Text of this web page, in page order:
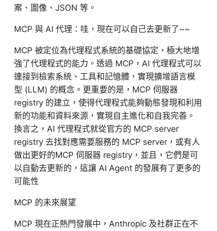
案、圖像、JSON 等。
MCP 與 AI 代理：哇，現在可以自己去更新了~~
MCP 被定位為代理程式系統的基礎協定，極大地增
強了代理程式的能力。透過 MCP，AI 代理程式可以
連接到檢索系統、工具和記憶體，實現擴增語言模
型 (LLM) 的概念。更重要的是，MCP 伺服器
registry 的建立，使得代理程式能夠動態發現和利用
新的功能和資料來源，實現自主進化和自我完善。
換言之，AI 代理程式就從官方的 MCP server
registry 去找對應需要服務的 MCP server，或有人
做出更好的MCP 伺服器 registry，並且，它們是可
以自動去更新的，這讓 AI Agent 的發展有了更多的
可能性
MCP 的未來展望
MCP 現在正熱門發展中，Anthropic 及社群正在不